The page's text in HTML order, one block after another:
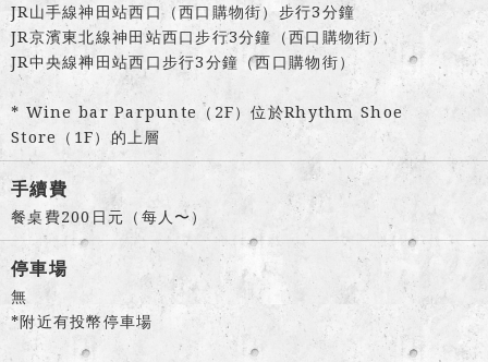
JR山手線神田站西口（西口購物街）步行3分鐘
JR京濱東北線神田站西口步行3分鐘（西口購物街）
JR中央線神田站西口步行3分鐘（西口購物街）
* Wine bar Parpunte（2F）位於Rhythm Shoe
Store（1F）的上層
手續費
餐桌費200日元（每人〜）
停車場
無
*附近有投幣停車場